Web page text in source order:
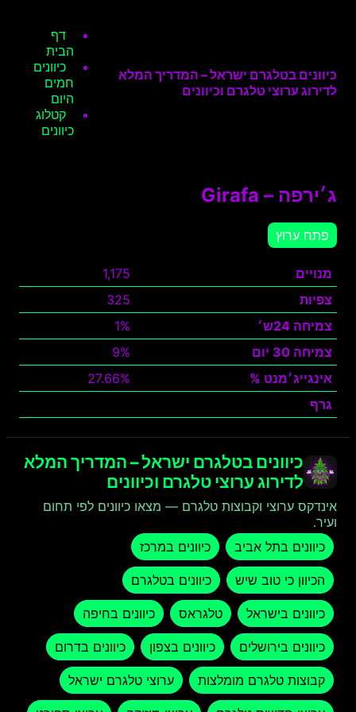
כיוונים בטלגרם ישראל – המדריך המלא
לדירוג ערוצי טלגרם וכיוונים
דף
הבית
כיוונים
חמים
היום
קטלוג
כיוונים
ג׳ירפה – Girafa
פתח ערוץ
מנויים
1,175
צפיות
325
צמיחה 24ש׳
1%
צמיחה 30 יום
9%
אינגייג׳מנט %
27.66%
גרף
כיוונים בטלגרם ישראל – המדריך המלא
לדירוג ערוצי טלגרם וכיוונים
אינדקס ערוצי וקבוצות טלגרם — מצאו כיוונים לפי תחום
ועיר.
כיוונים בתל אביב
כיוונים במרכז
הכיוון כי טוב שיש כיוונים בטלגרם
כיוונים בישראל טלגראס כיוונים בחיפה
כיוונים בירושלים כיוונים בצפון כיוונים בדרום
קבוצות טלגרם מומלצות ערוצי טלגרם ישראל